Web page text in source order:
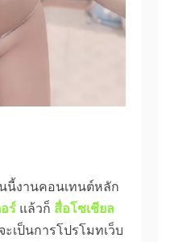
นี้งานคอนเทนต์หลัก
ร์ แล้วก็ สื่อโซเชียล
เป็นการโปรโมทเว็บ